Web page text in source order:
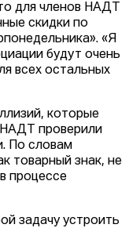
для членов НАДТ
скидки по
«Я
будут очень
всех остальных
которые
НАДТ проверили
По словам
товарный знак, не
процессе
задачу устроить